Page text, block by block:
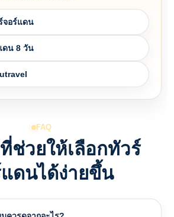
จอร์แดน
ดน 8 วัน
FAQ
ช่วยให้เลือกทัวร์
ดนได้ง่ายขึ้น